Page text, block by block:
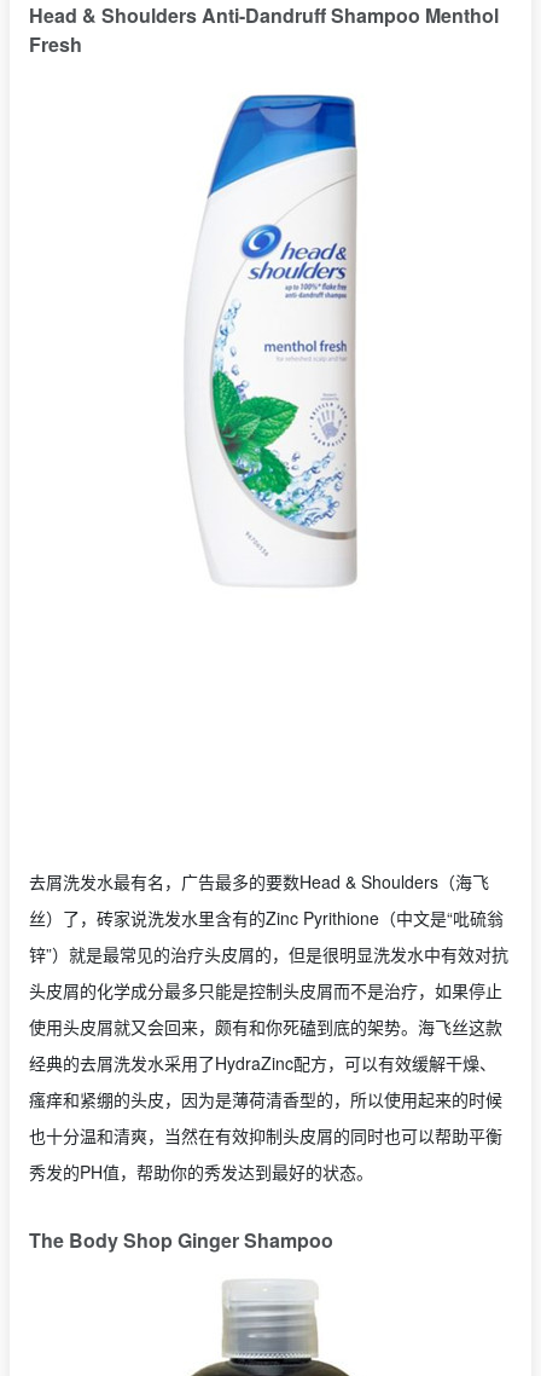
Head & Shoulders Anti-Dandruff Shampoo Menthol
Fresh
去屑洗发水最有名，广告最多的要数Head & Shoulders（海飞
丝）了，砖家说洗发水里含有的Zinc Pyrithione（中文是“吡硫翁
锌”）就是最常见的治疗头皮屑的，但是很明显洗发水中有效对抗
头皮屑的化学成分最多只能是控制头皮屑而不是治疗，如果停止
使用头皮屑就又会回来，颇有和你死磕到底的架势。海飞丝这款
经典的去屑洗发水采用了HydraZinc配方，可以有效缓解干燥、
瘙痒和紧绷的头皮，因为是薄荷清香型的，所以使用起来的时候
也十分温和清爽，当然在有效抑制头皮屑的同时也可以帮助平衡
秀发的PH值，帮助你的秀发达到最好的状态。
The Body Shop Ginger Shampoo